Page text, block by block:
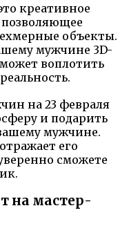
креативное
позволяющее
объекты.
мужчине 3D-
воплотить
на 23 февраля
и подарить
мужчине.
его
сможете
на мастер-